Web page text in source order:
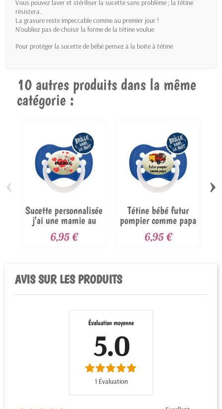
Vous pouvez laver et stériliser la sucette sans problème ; la tétine
résistera.
La gravure reste impeccable comme au premier jour !
N'oubliez pas de choisir la forme de la tétine voulue
Pour protéger la sucette de bébé pensez à la boite à tétine
10 autres produits dans la même
catégorie :
Sucette personnalisée
j'ai une mamie au
top
6,95 €
Tétine bébé futur
pompier comme papa
6,95 €
‹ ›
AVIS SUR LES PRODUITS
Évaluation moyenne
5.0
1 Évaluation